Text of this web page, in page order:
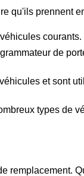
qu'ils prennent
courants.
de
et sont
types de
remplacement.